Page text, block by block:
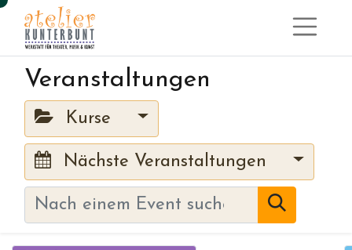
Veranstaltungen
Kurse
Nächste Veranstaltungen